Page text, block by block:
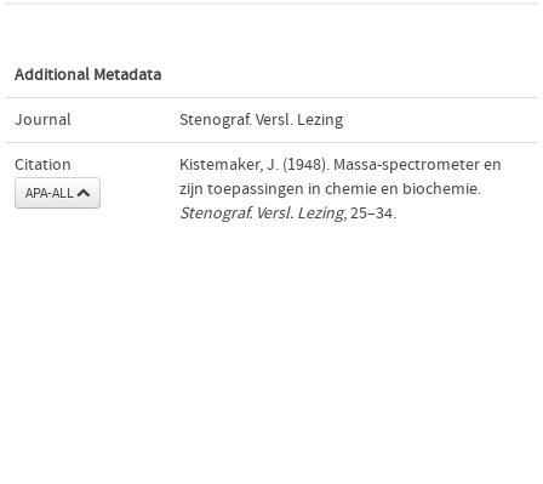
Additional Metadata
Journal Stenograf. Versl. Lezing
Citation
APA-ALL
Kistemaker, J. (1948). Massa-spectrometer en
zijn toepassingen in chemie en biochemie.
Stenograf. Versl. Lezing, 25–34.